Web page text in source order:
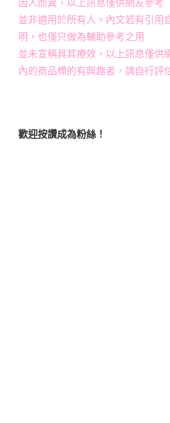
因人而異，以上訊息僅供網友參考
並非適用於所有人。內文若有引用
明，也僅只做為輔助參考之用
並未宣稱具其療效，以上訊息僅供
內的商品標的有興趣者，請自行評
歡迎按讚成為粉絲！